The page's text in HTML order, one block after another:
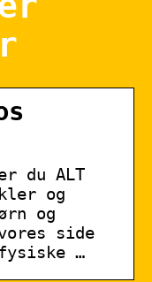
du ALT
og
og
side
…